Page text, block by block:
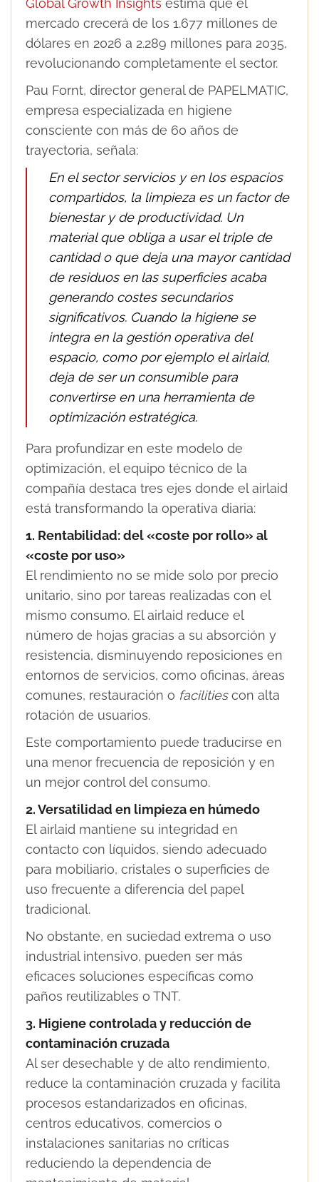
Global Growth Insights estima que el
mercado crecerá de los 1.677 millones de
dólares en 2026 a 2.289 millones para 2035,
revolucionando completamente el sector.
Pau Fornt, director general de PAPELMATIC,
empresa especializada en higiene
consciente con más de 60 años de
trayectoria, señala:
En el sector servicios y en los espacios
compartidos, la limpieza es un factor de
bienestar y de productividad. Un
material que obliga a usar el triple de
cantidad o que deja una mayor cantidad
de residuos en las superficies acaba
generando costes secundarios
significativos. Cuando la higiene se
integra en la gestión operativa del
espacio, como por ejemplo el airlaid,
deja de ser un consumible para
convertirse en una herramienta de
optimización estratégica.
Para profundizar en este modelo de
optimización, el equipo técnico de la
compañía destaca tres ejes donde el airlaid
está transformando la operativa diaria:
1. Rentabilidad: del «coste por rollo» al
«coste por uso»
El rendimiento no se mide solo por precio
unitario, sino por tareas realizadas con el
mismo consumo. El airlaid reduce el
número de hojas gracias a su absorción y
resistencia, disminuyendo reposiciones en
entornos de servicios, como oficinas, áreas
comunes, restauración o facilitiescon alta
rotación de usuarios.
Este comportamiento puede traducirse en
una menor frecuencia de reposición y en
un mejor control del consumo.
2. Versatilidad en limpieza en húmedo
El airlaid mantiene su integridad en
contacto con líquidos, siendo adecuado
para mobiliario, cristales o superficies de
uso frecuente a diferencia del papel
tradicional.
No obstante, en suciedad extrema o uso
industrial intensivo, pueden ser más
eficaces soluciones específicas como
paños reutilizables o TNT.
3. Higiene controlada y reducción de
contaminación cruzada
Al ser desechable y de alto rendimiento,
reduce la contaminación cruzada y facilita
procesos estandarizados en oficinas,
centros educativos, comercios o
instalaciones sanitarias no críticas
reduciendo la dependencia de